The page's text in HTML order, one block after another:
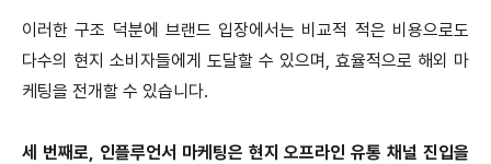
이러한 구조 덕분에 브랜드 입장에서는 비교적 적은 비용으로도
다수의 현지 소비자들에게 도달할 수 있으며, 효율적으로 해외 마
케팅을 전개할 수 있습니다.
세 번째로, 인플루언서 마케팅은 현지 오프라인 유통 채널 진입을